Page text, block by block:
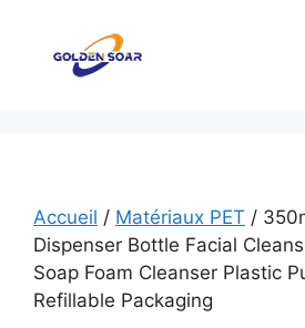
contenu
Accueil / Matériaux PET /
Dispenser Bottle Facial
Soap Foam Cleanser Plastic
Refillable Packaging